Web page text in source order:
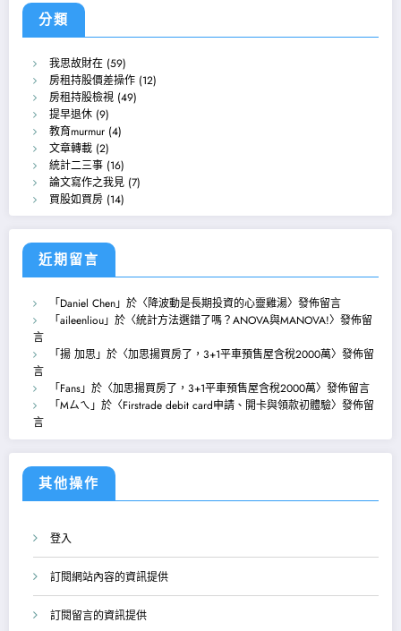
分類
我思故財在 (59)
房租持股價差操作 (12)
房租持股檢視 (49)
提早退休 (9)
教育murmur (4)
文章轉載 (2)
統計二三事 (16)
論文寫作之我見 (7)
買股如買房 (14)
近期留言
「 Daniel Chen」於〈降波動是長期投資的心靈雞湯〉發佈留言
「aileenliou」於〈統計方法選錯了嗎？ANOVA與MANOVA!〉發佈留
言
「揚 加思」於〈加思揚買房了，3+1平車預售屋含稅2000萬〉發佈留
言
「 Fans」於〈加思揚買房了，3+1平車預售屋含稅2000萬〉發佈留言
「Mㄙㄟ」於〈Firstrade debit card申請、開卡與領款初體驗〉發佈留
言
其他操作
登入
訂閱網站內容的資訊提供
訂閱留言的資訊提供